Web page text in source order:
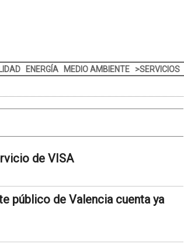
ENERGÍA MEDIO AMBIENTE >SERVICIOS
de VISA
público de Valencia cuenta ya